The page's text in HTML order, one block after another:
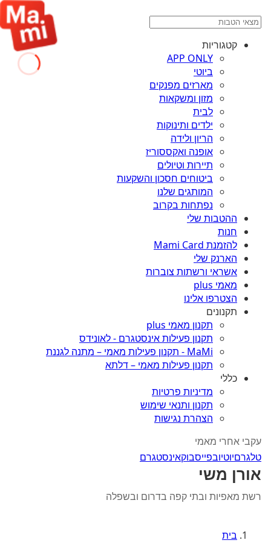
קטגוריות
APP ONLY
ביוטי
מארזים מפנקים
מזון ומשקאות
לבית
ילדים ותינוקות
הריון ולידה
אופנה ואקססוריז
תיירות וטיולים
ביטוחים חסכון והשקעות
המותגים שלנו
נפתחות בקרוב
ההטבות שלי
חנות
להזמנת Mami Card
הארנק שלי
אשראי ורשתות צוברות
מאמי plus
הצטרפו אלינו
תקנונים
תקנון מאמי plus
תקנון פעילות אינסטגרם - לאונידס
MaMi - תקנון פעילות מאמי – מתנה לגננת
תקנון פעילות מאמי – דלתא
כללי
מדיניות פרטיות
תקנון ותנאי שימוש
הצהרת נגישות
עקבי אחרי מאמי
טלגרםיוטיובפייסבוקאינסטגרם
אורן משי
רשת מאפיות ובתי קפה בדרום ובשפלה
בית